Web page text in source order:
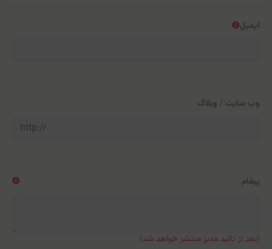
ایمیل
وب سایت / وبلاگ
پیغام
(بعد از تائید مدیر منتشر خواهد شد)